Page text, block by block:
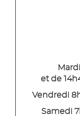
Mardi
et de
Vendredi
Samedi